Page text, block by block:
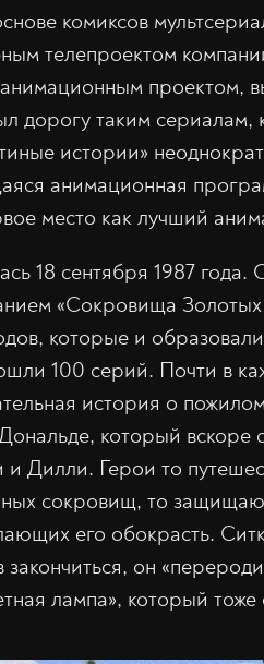
комиксов
телепроектом
проектом,
дорогу таким сериалам,
истории»
анимационная
место как лучший
18 сентября 1987 года.
«Сокровища
которые и
100 серий. Почти в
история о
который вскоре
и Дилли. Герои то
сокровищ, то
его обокрасть.
он
лампа», который